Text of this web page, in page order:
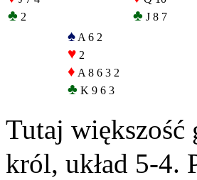
♣ 2 ♣ J 8 7
♠ A 6 2
♥ 2
♦ A 8 6 3 2
♣ K 9 6 3
Tutaj większość
król, układ 5-4.